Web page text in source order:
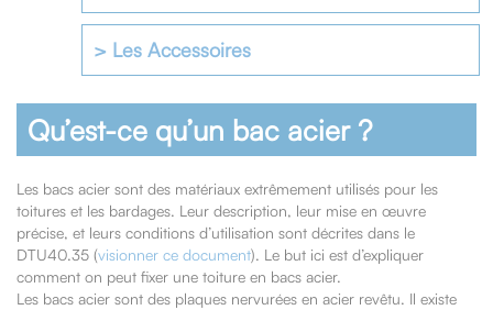
> Les Accessoires
Qu’est-ce qu’un bac acier ?
Les bacs acier sont des matériaux extrêmement utilisés pour les
toitures et les bardages. Leur description, leur mise en œuvre
précise, et leurs conditions d’utilisation sont décrites dans le
DTU40.35 (visionner ce document). Le but ici est d’expliquer
comment on peut fixer une toiture en bacs acier.
Les bacs acier sont des plaques nervurées en acier revêtu. Il existe